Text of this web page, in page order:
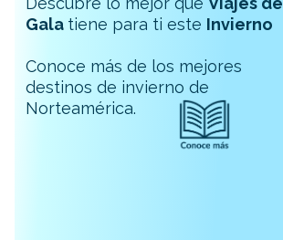
Gala tiene para ti este Invierno
Conoce más de los mejores
destinos de invierno de
Norteamérica.